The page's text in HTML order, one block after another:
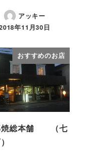
アッキー
年11月30日
おすすめのお店
焼総本舗 （七